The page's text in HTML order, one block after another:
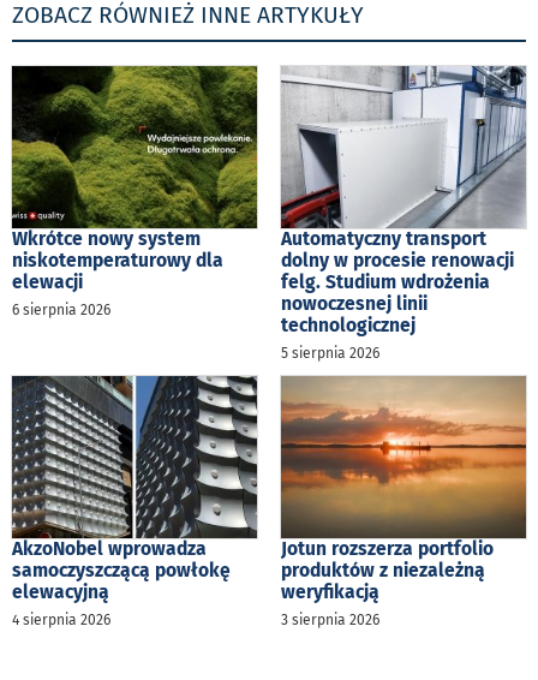
ZOBACZ RÓWNIEŻ INNE ARTYKUŁY
Wkrótce nowy system
niskotemperaturowy dla
elewacji
6 sierpnia 2026
Automatyczny transport
dolny w procesie renowacji
felg. Studium wdrożenia
nowoczesnej linii
technologicznej
5 sierpnia 2026
AkzoNobel wprowadza
samoczyszczącą powłokę
elewacyjną
4 sierpnia 2026
Jotun rozszerza portfolio
produktów z niezależną
weryfikacją
3 sierpnia 2026